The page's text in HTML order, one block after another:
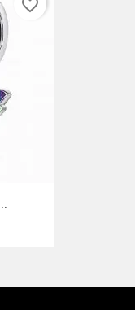
favorite_border